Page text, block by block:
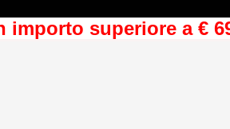
importo superiore a €